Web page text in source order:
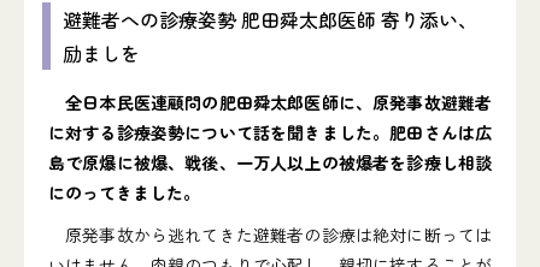
避難者への診療姿勢 肥田舜太郎医師 寄り添い、
励ましを
全日本民医連顧問の肥田舜太郎医師に、原発事故避難者
に対する診療姿勢について話を聞きました。肥田さんは広
島で原爆に被爆、戦後、一万人以上の被爆者を診療し相談
にのってきました。
原発事故から逃れてきた避難者の診療は絶対に断っては